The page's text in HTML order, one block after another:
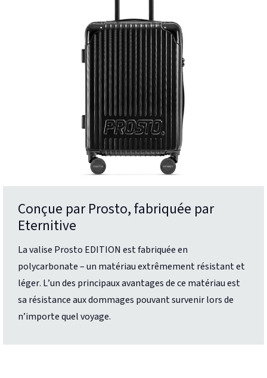
Conçue par Prosto, fabriquée par
Eternitive
La valise Prosto EDITION est fabriquée en
polycarbonate – un matériau extrêmement résistant et
léger. L’un des principaux avantages de ce matériau est
sa résistance aux dommages pouvant survenir lors de
n’importe quel voyage.